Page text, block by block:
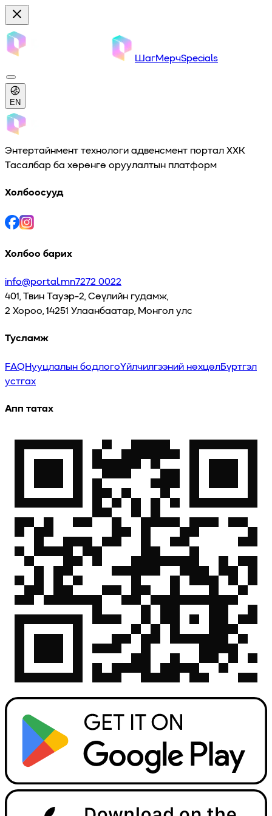
ШагМерчSpecials
EN
Энтертайнмент технологи адвенсмент портал ХХК
Тасалбар ба хөрөнгө оруулалтын платформ
Холбоосууд
Холбоо барих
info@portal.mn7272 0022
401, Твин Тауэр-2, Сөүлийн гудамж,
2 Хороо, 14251 Улаанбаатар, Монгол улс
Тусламж
FAQНууцлалын бодлогоҮйлчилгээний нөхцөлБүртгэл
устгах
Апп татах